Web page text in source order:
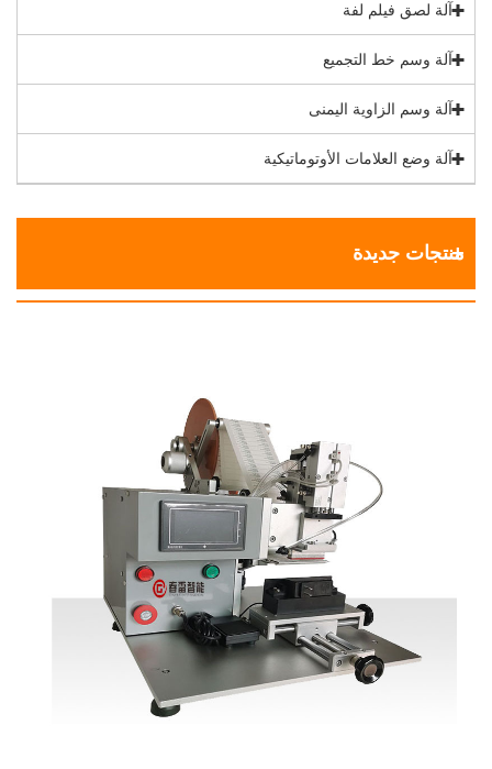
آلة لصق فيلم لفة
آلة وسم خط التجميع
آلة وسم الزاوية اليمنى
آلة وضع العلامات الأوتوماتيكية
منتجات جديدة